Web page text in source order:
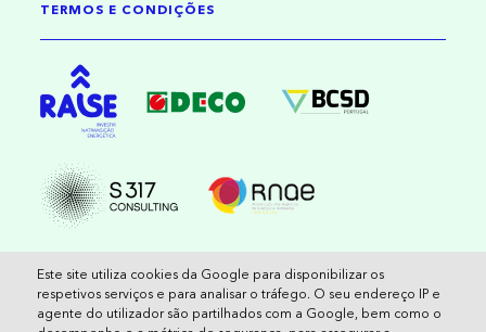
TERMOS E CONDIÇÕES
Cofinanciado pela União Europeia. No entanto, os pontos de vista e opiniões
Este site utiliza cookies da Google para disponibilizar os
respetivos serviços e para analisar o tráfego. O seu endereço IP e
agente do utilizador são partilhados com a Google, bem como o